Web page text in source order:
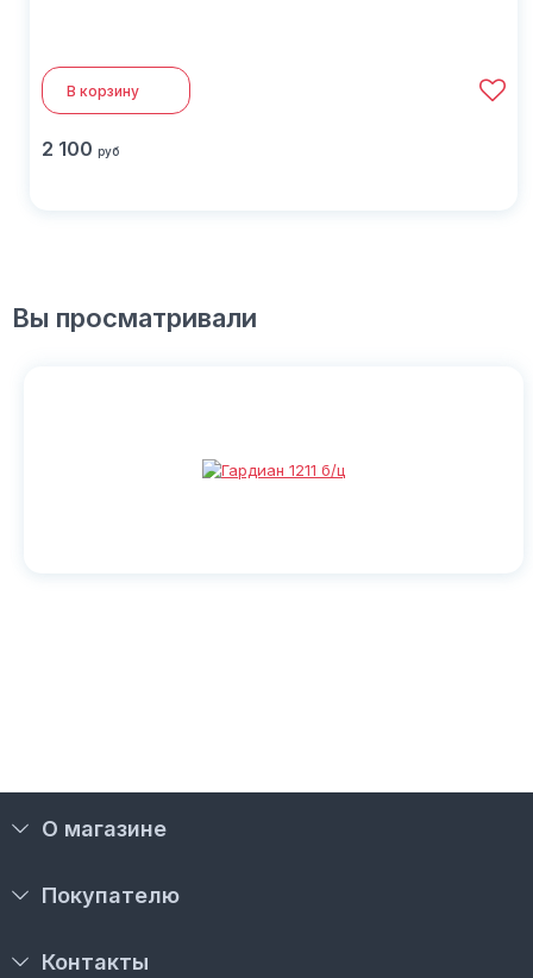
В корзину
2 100 руб
Вы просматривали
О магазине
Покупателю
Контакты